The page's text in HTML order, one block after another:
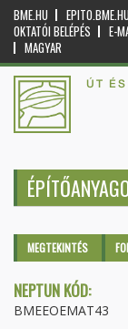
BME.HU EPITO.BME.HU
OKTATÓI BELÉPÉS
E-
MAGYAR
ÚT
Elsődleges
MEGTEKINTÉS (AKTÍV
NEPTUN KÓD:
BMEEOEMAT43